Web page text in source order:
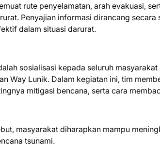
rute penyelamatan, arah evakuasi,
Penyajian informasi dirancang
dalam situasi darurat.
sosialisasi kepada seluruh
Way Lunik. Dalam kegiatan ini, tim
mitigasi bencana, serta cara
masyarakat diharapkan mampu
tsunami.